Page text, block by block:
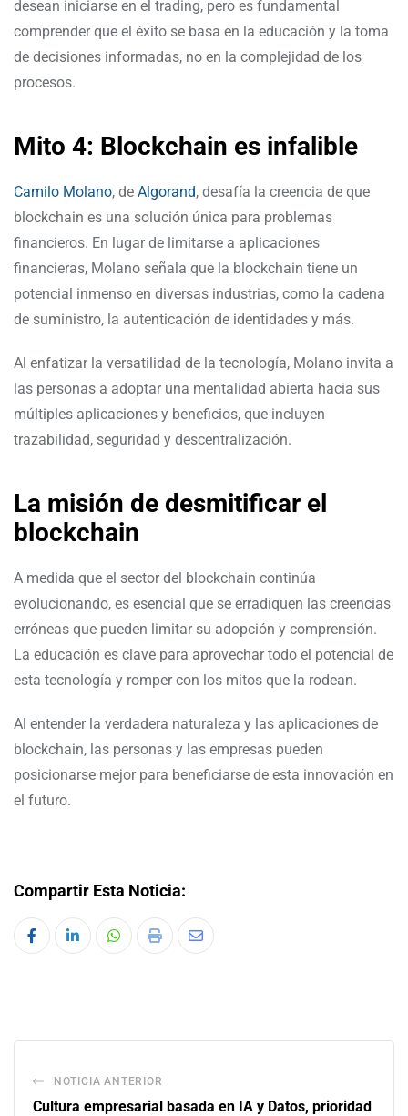
desean iniciarse en el trading, pero es fundamental
comprender que el éxito se basa en la educación y la toma
de decisiones informadas, no en la complejidad de los
procesos.
Mito 4: Blockchain es infalible
Camilo Molano, de Algorand, desafía la creencia de que
blockchain es una solución única para problemas
financieros. En lugar de limitarse a aplicaciones
financieras, Molano señala que la blockchain tiene un
potencial inmenso en diversas industrias, como la cadena
de suministro, la autenticación de identidades y más.
Al enfatizar la versatilidad de la tecnología, Molano invita a
las personas a adoptar una mentalidad abierta hacia sus
múltiples aplicaciones y beneficios, que incluyen
trazabilidad, seguridad y descentralización.
La misión de desmitificar el
blockchain
A medida que el sector del blockchain continúa
evolucionando, es esencial que se erradiquen las creencias
erróneas que pueden limitar su adopción y comprensión.
La educación es clave para aprovechar todo el potencial de
esta tecnología y romper con los mitos que la rodean.
Al entender la verdadera naturaleza y las aplicaciones de
blockchain, las personas y las empresas pueden
posicionarse mejor para beneficiarse de esta innovación en
el futuro.
Compartir Esta Noticia:
NOTICIA ANTERIOR
Cultura empresarial basada en IA y Datos, prioridad